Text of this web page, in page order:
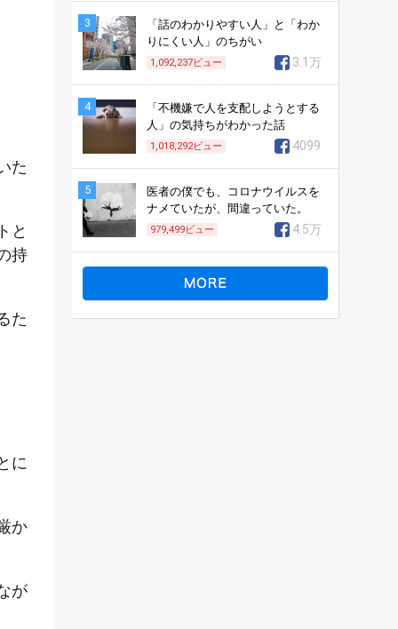
た
と
持
た
に
か
が
3
「話のわかりやすい人」と「わか
りにくい人」のちがい
1,092,237ビュー 3.1万
4
「不機嫌で人を支配しようとする
人」の気持ちがわかった話
1,018,292ビュー 4099
5
医者の僕でも、コロナウイルスを
ナメていたが、間違っていた。
979,499ビュー 4.5万